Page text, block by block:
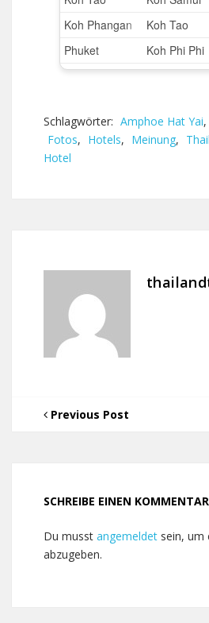
Schlagwörter: Amphoe Hat Yai,
Fotos, Hotels, Meinung,
Hotel
Previous Post
SCHREIBE EINEN KOMMENTAR
Du musst angemeldet sein, um
abzugeben.